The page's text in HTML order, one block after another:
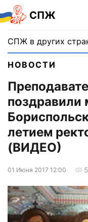
СПЖ
СПЖ в других
НОВОСТИ
поздравили
летием
(ВИДЕО)
01 Июня 2017 12:00